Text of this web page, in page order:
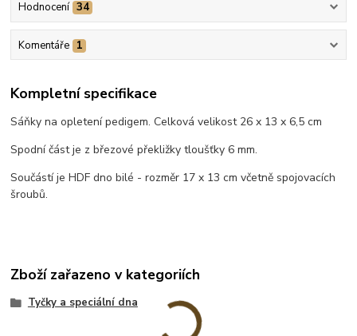
Hodnocení 34
Komentáře 1
Kompletní specifikace
Sáňky na opletení pedigem. Celková velikost 26 x 13 x 6,5 cm
Spodní část je z březové překližky tloušťky 6 mm.
Součástí je HDF dno bilé - rozměr 17 x 13 cm včetně spojovacích
šroubů.
Zboží zařazeno v kategoriích
Tyčky a speciální dna